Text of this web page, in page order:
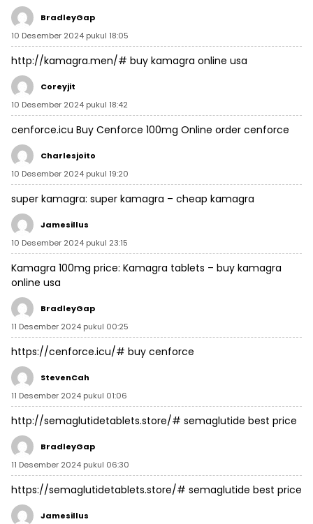
BradleyGap
10 Desember 2024 pukul 18:05
http://kamagra.men/# buy kamagra online usa
Coreyjit
10 Desember 2024 pukul 18:42
cenforce.icu Buy Cenforce 100mg Online order cenforce
Charlesjoito
10 Desember 2024 pukul 19:20
super kamagra: super kamagra – cheap kamagra
Jamesillus
10 Desember 2024 pukul 23:15
Kamagra 100mg price: Kamagra tablets – buy kamagra
online usa
BradleyGap
11 Desember 2024 pukul 00:25
https://cenforce.icu/# buy cenforce
StevenCah
11 Desember 2024 pukul 01:06
http://semaglutidetablets.store/# semaglutide best price
BradleyGap
11 Desember 2024 pukul 06:30
https://semaglutidetablets.store/# semaglutide best price
Jamesillus